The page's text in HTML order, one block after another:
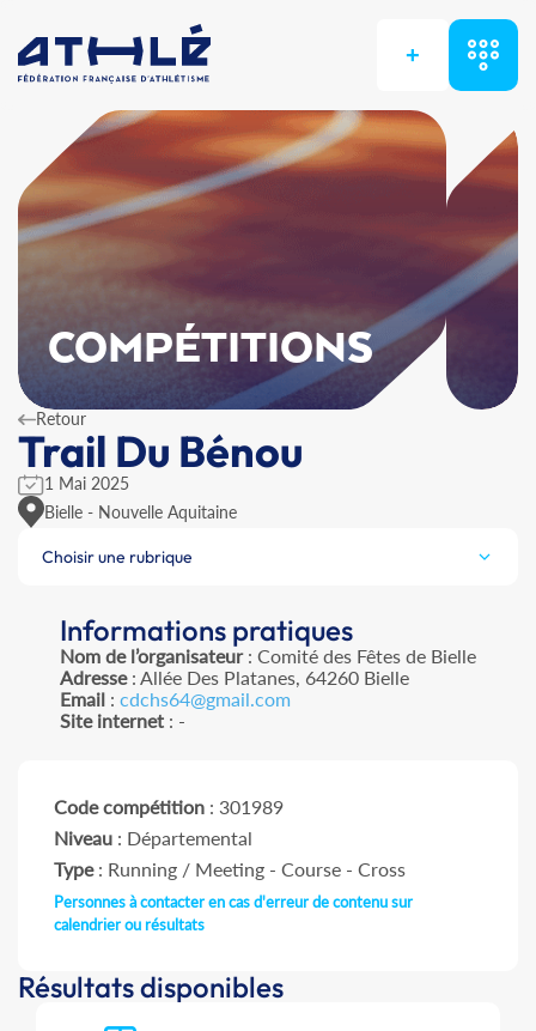
+
COMPÉTITIONS
Retour
Trail Du Bénou
1 Mai 2025
Bielle - Nouvelle Aquitaine
Choisir une rubrique
Informations pratiques
Nom de l’organisateur: Comité des Fêtes de Bielle
Adresse: Allée Des Platanes, 64260 Bielle
Email : cdchs64@gmail.com
Site internet : -
Code compétition : 301989
Niveau : Départemental
Type: Running / Meeting - Course - Cross
Personnes à contacter en cas d'erreur de contenu sur
calendrier ou résultats
Résultats disponibles